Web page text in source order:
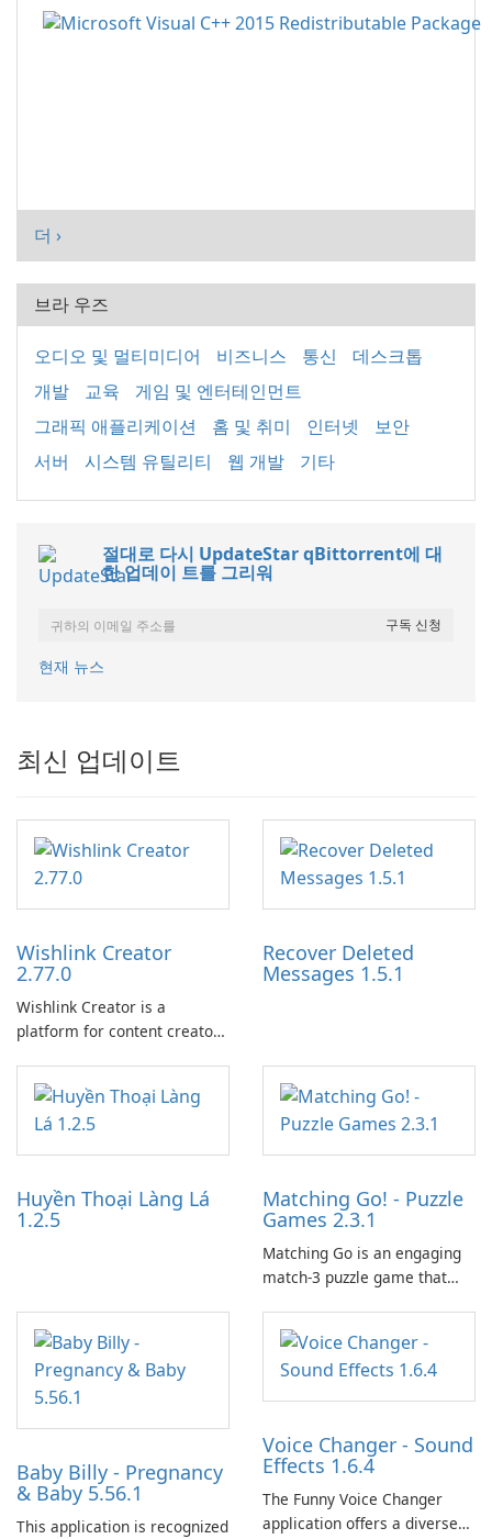
더 ›
브라 우즈
오디오 및 멀티미디어 비즈니스 통신
데스크톱
개발
교육
게임 및 엔터테인먼트
그래픽 애플리케이션
홈 및 취미 인터넷
보안
서버
시스템 유틸리티 웹 개발 기타
절대로 다시 UpdateStar qBittorrent에 대
한 업데이 트를 그리워
현재 뉴스
최신 업데이트
Wishlink Creator
2.77.0
Wishlink Creator is a
platform for content creators
work through built-in brand
partnerships and integrated
tools for content distribution
and audience engagement.
Recover Deleted
Messages 1.5.1
Huyền Thoại Làng Lá
1.2.5
Matching Go! - Puzzle
Games 2.3.1
Matching Go is an engaging
match-3 puzzle game that
and her charming corgi,
Ollie, on an adventurous
journey across diverse
landscapes.
Baby Billy - Pregnancy
& Baby 5.56.1
This application is recognized
Voice Changer - Sound
Effects 1.6.4
The Funny Voice Changer
application offers a diverse